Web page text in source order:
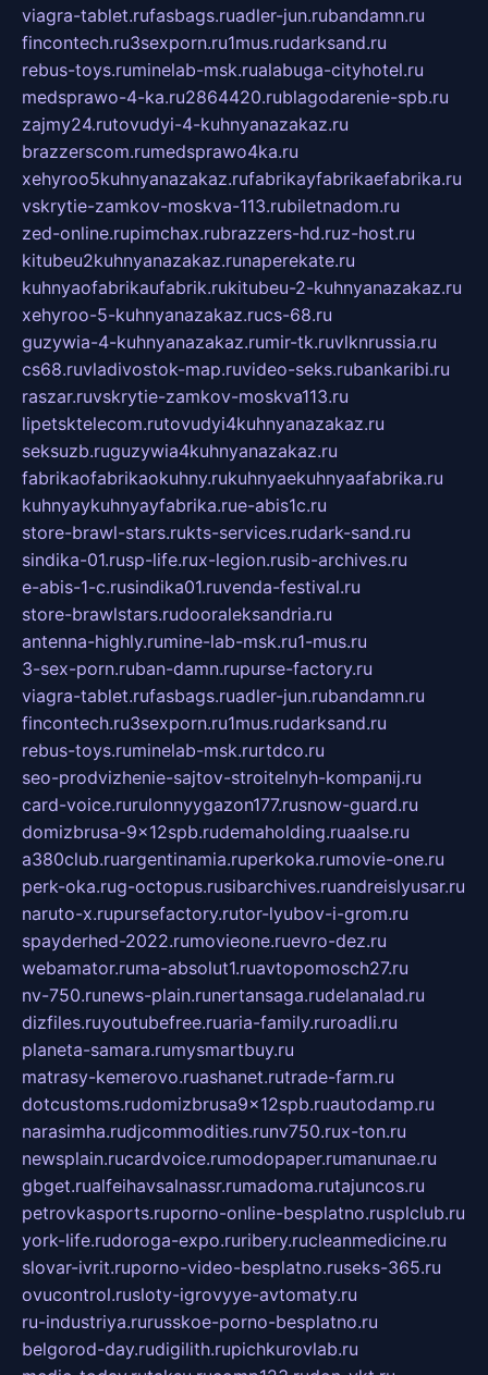
viagra-tablet.rufasbags.ruadler-jun.rubandamn.ru
fincontech.ru3sexporn.ru1mus.rudarksand.ru
rebus-toys.ruminelab-msk.rualabuga-cityhotel.ru
medsprawo-4-ka.ru2864420.rublagodarenie-spb.ru
zajmy24.rutovudyi-4-kuhnyanazakaz.ru
brazzerscom.rumedsprawo4ka.ru
xehyroo5kuhnyanazakaz.rufabrikayfabrikaefabrika.ru
vskrytie-zamkov-moskva-113.rubiletnadom.ru
zed-online.rupimchax.rubrazzers-hd.ruz-host.ru
kitubeu2kuhnyanazakaz.runaperekate.ru
kuhnyaofabrikaufabrik.rukitubeu-2-kuhnyanazakaz.ru
xehyroo-5-kuhnyanazakaz.rucs-68.ru
guzywia-4-kuhnyanazakaz.rumir-tk.ruvlknrussia.ru
cs68.ruvladivostok-map.ruvideo-seks.rubankaribi.ru
raszar.ruvskrytie-zamkov-moskva113.ru
lipetsktelecom.rutovudyi4kuhnyanazakaz.ru
seksuzb.ruguzywia4kuhnyanazakaz.ru
fabrikaofabrikaokuhny.rukuhnyaekuhnyaafabrika.ru
kuhnyaykuhnyayfabrika.rue-abis1c.ru
store-brawl-stars.rukts-services.rudark-sand.ru
sindika-01.rusp-life.rux-legion.rusib-archives.ru
e-abis-1-c.rusindika01.ruvenda-festival.ru
store-brawlstars.rudooraleksandria.ru
antenna-highly.rumine-lab-msk.ru1-mus.ru
3-sex-porn.ruban-damn.rupurse-factory.ru
viagra-tablet.rufasbags.ruadler-jun.rubandamn.ru
fincontech.ru3sexporn.ru1mus.rudarksand.ru
rebus-toys.ruminelab-msk.rurtdco.ru
seo-prodvizhenie-sajtov-stroitelnyh-kompanij.ru
card-voice.rurulonnyygazon177.rusnow-guard.ru
domizbrusa-9x12spb.rudemaholding.ruaalse.ru
a380club.ruargentinamia.ruperkoka.rumovie-one.ru
perk-oka.rug-octopus.rusibarchives.ruandreislyusar.ru
naruto-x.rupursefactory.rutor-lyubov-i-grom.ru
spayderhed-2022.rumovieone.ruevro-dez.ru
webamator.ruma-absolut1.ruavtopomosch27.ru
nv-750.runews-plain.runertansaga.rudelanalad.ru
dizfiles.ruyoutubefree.ruaria-family.ruroadli.ru
planeta-samara.rumysmartbuy.ru
matrasy-kemerovo.ruashanet.rutrade-farm.ru
dotcustoms.rudomizbrusa9x12spb.ruautodamp.ru
narasimha.rudjcommodities.runv750.rux-ton.ru
newsplain.rucardvoice.rumodopaper.rumanunae.ru
gbget.rualfeihavsalnassr.rumadoma.rutajuncos.ru
petrovkasports.ruporno-online-besplatno.rusplclub.ru
york-life.rudoroga-expo.ruribery.rucleanmedicine.ru
slovar-ivrit.ruporno-video-besplatno.ruseks-365.ru
ovucontrol.rusloty-igrovyye-avtomaty.ru
ru-industriya.rurusskoe-porno-besplatno.ru
belgorod-day.rudigilith.rupichkurovlab.ru